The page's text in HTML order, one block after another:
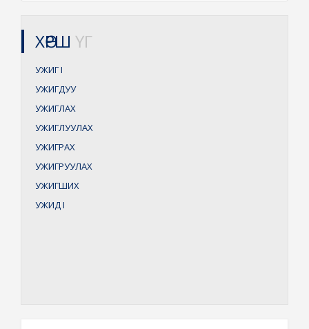
ХӨРШ ҮГ
УЖИГI
УЖИГДУУ
УЖИГЛАХ
УЖИГЛУУЛАХ
УЖИГРАХ
УЖИГРУУЛАХ
УЖИГШИХ
УЖИДI